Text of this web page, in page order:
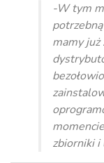
-W tym
mamy
zbiorniki i